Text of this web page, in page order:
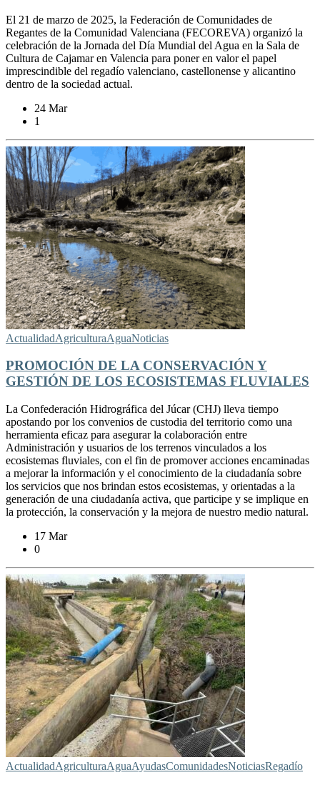
El 21 de marzo de 2025, la Federación de Comunidades de
Regantes de la Comunidad Valenciana (FECOREVA) organizó la
celebración de la Jornada del Día Mundial del Agua en la Sala de
Cultura de Cajamar en Valencia para poner en valor el papel
imprescindible del regadío valenciano, castellonense y alicantino
dentro de la sociedad actual.
24 Mar
1
ActualidadAgriculturaAguaNoticias
PROMOCIÓN DE LA CONSERVACIÓN Y
GESTIÓN DE LOS ECOSISTEMAS FLUVIALES
La Confederación Hidrográfica del Júcar (CHJ) lleva tiempo
apostando por los convenios de custodia del territorio como una
herramienta eficaz para asegurar la colaboración entre
Administración y usuarios de los terrenos vinculados a los
ecosistemas fluviales, con el fin de promover acciones encaminadas
a mejorar la información y el conocimiento de la ciudadanía sobre
los servicios que nos brindan estos ecosistemas, y orientadas a la
generación de una ciudadanía activa, que participe y se implique en
la protección, la conservación y la mejora de nuestro medio natural.
17 Mar
0
ActualidadAgriculturaAguaAyudasComunidadesNoticiasRegadío